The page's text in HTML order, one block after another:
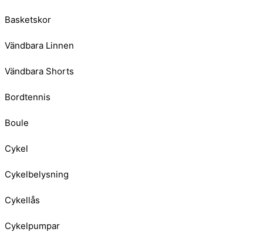
Basketskor
Vändbara Linnen
Vändbara Shorts
Bordtennis
Boule
Cykel
Cykelbelysning
Cykellås
Cykelpumpar